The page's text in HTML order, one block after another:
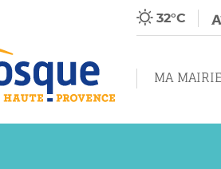
32°C
MA MAIRIE